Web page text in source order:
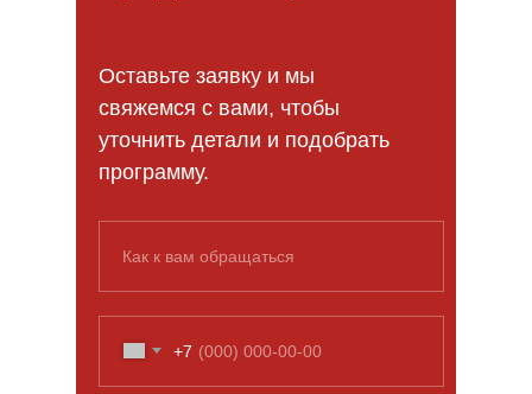
Оставьте заявку и мы
свяжемся с вами, чтобы
уточнить детали и подобрать
программу.
Как к вам обращаться
+7